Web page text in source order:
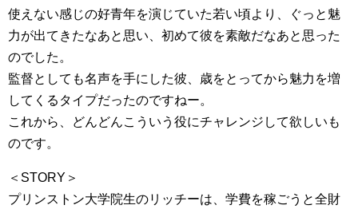
使えない感じの好青年を演じていた若い頃より、ぐっと魅
力が出てきたなあと思い、初めて彼を素敵だなあと思った
のでした。
監督としても名声を手にした彼、歳をとってから魅力を増
してくるタイプだったのですねー。
これから、どんどんこういう役にチャレンジして欲しいも
のです。
＜STORY＞
プリンストン大学院生のリッチーは、学費を稼ごうと全財